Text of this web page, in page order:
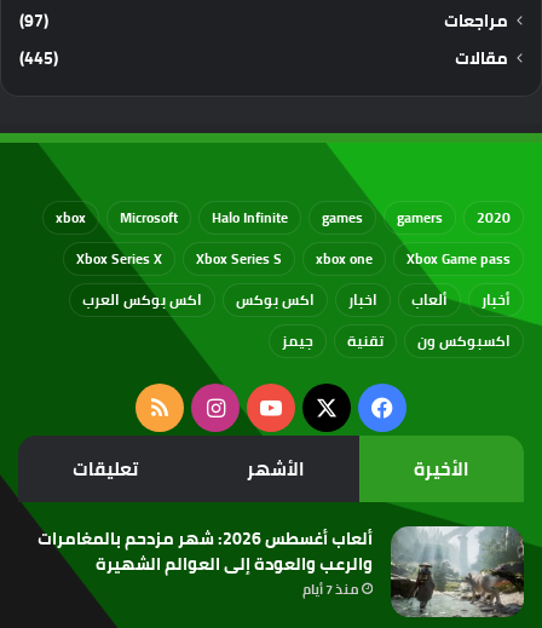
مراجعات
(97)
مقالات
(445)
2020
gamers
games
Halo Infinite
Microsoft
xbox
Xbox Game pass
xbox one
Xbox Series S
Xbox Series X
أخبار
ألعاب اخبار اكس بوكس
اكس بوكس العرب
اكسبوكس ون
تقنية جيمز
فيسبوك
‫X
‫YouTubeانستقرامملخص
الموقع
RSS
الأخيرة الأشهر تعليقات
ألعاب أغسطس 2026: شهر مزدحم بالمغامرات
والرعب والعودة إلى العوالم الشهيرة
منذ 7 أيام